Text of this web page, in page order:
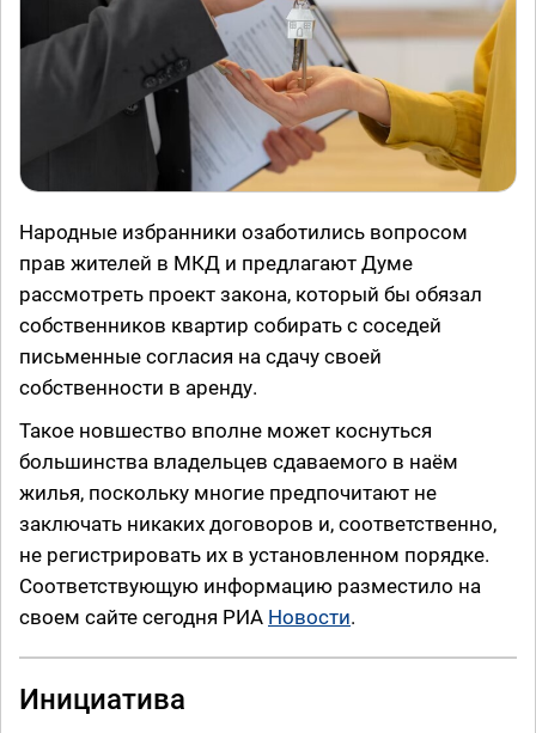
Народные избранники озаботились вопросом
прав жителей в МКД и предлагают Думе
рассмотреть проект закона, который бы обязал
собственников квартир собирать с соседей
письменные согласия на сдачу своей
собственности в аренду.
Такое новшество вполне может коснуться
большинства владельцев сдаваемого в наём
жилья, поскольку многие предпочитают не
заключать никаких договоров и, соответственно,
не регистрировать их в установленном порядке.
Соответствующую информацию разместило на
своем сайте сегодня РИА Новости.
Инициатива